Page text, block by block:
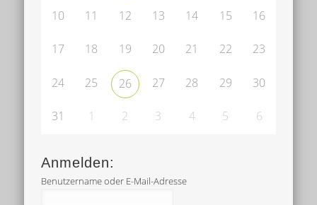
10 11 12 13 14 15 16
17 18 19 20 21 22 23
24 25 26 27 28 29 30
31 1 2 3 4 5 6
Anmelden:
Benutzername oder E-Mail-Adresse